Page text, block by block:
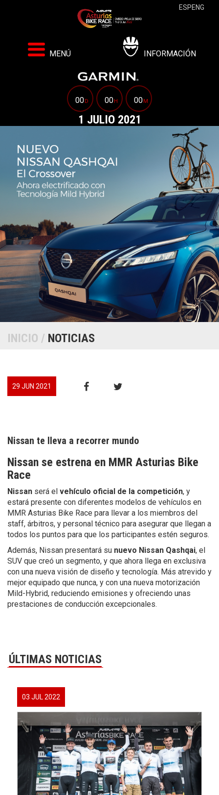
MENÚ INFORMACIÓN
00D 00H 00M
1 JULIO 2021
ESPENG
INICIO / NOTICIAS
29 JUN 2021
Nissan te lleva a recorrer mundo
Nissan se estrena en MMR Asturias Bike
Race
Nissan será el vehículo oficial de la competición, y
estará presente con diferentes modelos de vehículos en
MMR Asturias Bike Race para llevar a los miembros del
staff, árbitros, y personal técnico para asegurar que llegan a
todos los puntos para que los participantes estén seguros.
Además, Nissan presentará su nuevo Nissan Qashqai, el
SUV que creó un segmento, y que ahora llega en exclusiva
con una nueva visión de diseño y tecnología. Más atrevido y
mejor equipado que nunca, y con una nueva motorización
Mild-Hybrid, reduciendo emisiones y ofreciendo unas
prestaciones de conducción excepcionales.
ÚLTIMAS NOTICIAS
03 JUL 2022